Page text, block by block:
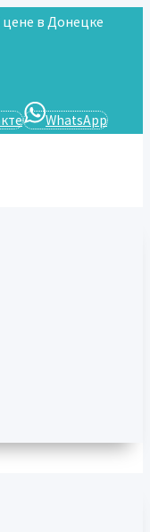
в Донецке
WhatsApp